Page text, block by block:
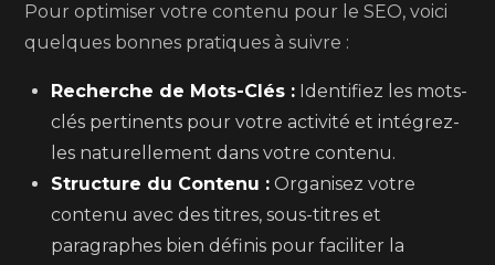
Pour optimiser votre contenu pour le SEO, voici
quelques bonnes pratiques à suivre :
Recherche de Mots-Clés : Identifiez les mots-
clés pertinents pour votre activité et intégrez-
les naturellement dans votre contenu.
Structure du Contenu : Organisez votre
contenu avec des titres, sous-titres et
paragraphes bien définis pour faciliter la